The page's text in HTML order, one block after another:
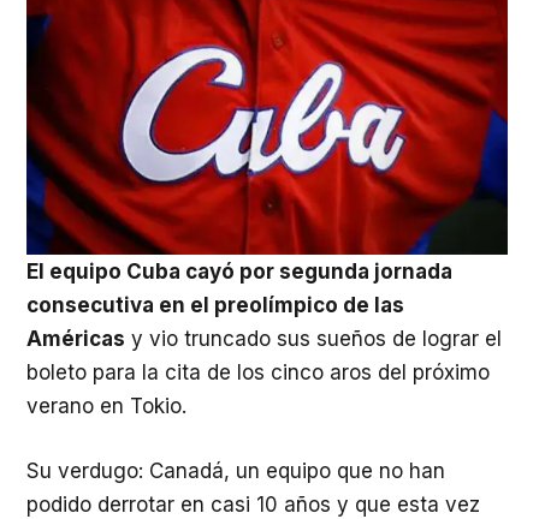
El equipo Cuba cayó por segunda jornada
consecutiva en el preolímpico de las
Américas y vio truncado sus sueños de lograr el
boleto para la cita de los cinco aros del próximo
verano en Tokio.
Su verdugo: Canadá, un equipo que no han
podido derrotar en casi 10 años y que esta vez